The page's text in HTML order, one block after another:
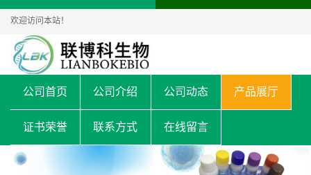
欢迎访问本站！
公司首页 公司介绍 公司动态 产品展厅
证书荣誉 联系方式 在线留言